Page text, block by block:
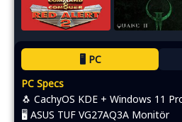
🖥️ PC
PC Specs
🐧 CachyOS KDE + Windows 11
🖥️ ASUS TUF VG27AQ3A Monitör